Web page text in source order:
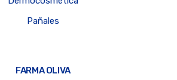
Pañales
FARMA OLIVA